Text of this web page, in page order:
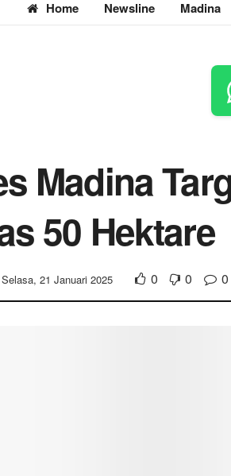
Home Newsline Madina
Madina
50 Hektare
Selasa, 21 Januari 2025 0 0 0